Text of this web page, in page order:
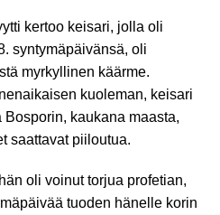
kertoo keisari, jolla oli
syntymäpäivänsä, oli
myrkyllinen käärme.
kuoleman, keisari
kaukana maasta,
saattavat piiloutua.
oli voinut torjua profetian,
tuoden hänelle korin